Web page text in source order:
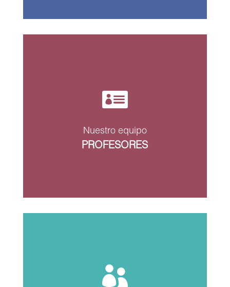

Nuestro equipo
PROFESORES
